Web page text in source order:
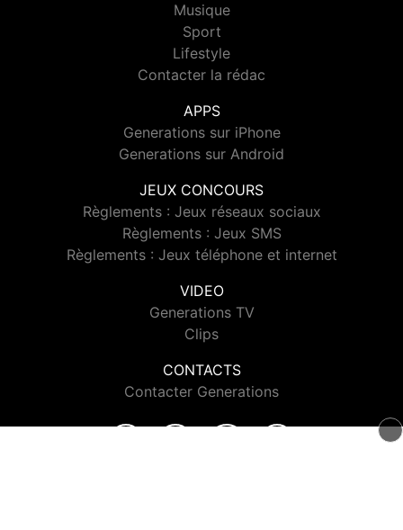
Musique
Sport
Lifestyle
Contacter la rédac
APPS
Generations sur iPhone
Generations sur Android
JEUX CONCOURS
Règlements : Jeux réseaux sociaux
Règlements : Jeux SMS
Règlements : Jeux téléphone et internet
VIDEO
Generations TV
Clips
CONTACTS
Contacter Generations